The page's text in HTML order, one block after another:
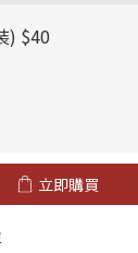
) $40
立即購買